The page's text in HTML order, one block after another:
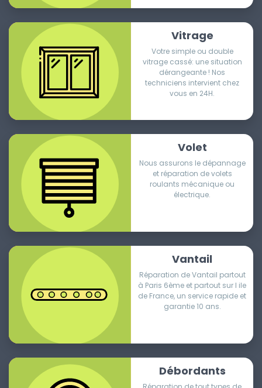
Vitrage
Votre simple ou double
vitrage cassé: une situation
dérangeante ! Nos
techniciens intervient chez
vous en 24H.
Volet
Nous assurons le dépannage
et réparation de volets
roulants mécanique ou
électrique.
Vantail
Réparation de Vantail partout
à Paris 6ème et partout sur l ile
de France, un service rapide et
garantie 10 ans.
Débordants